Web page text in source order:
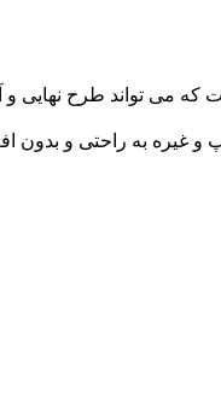
که می تواند طرح